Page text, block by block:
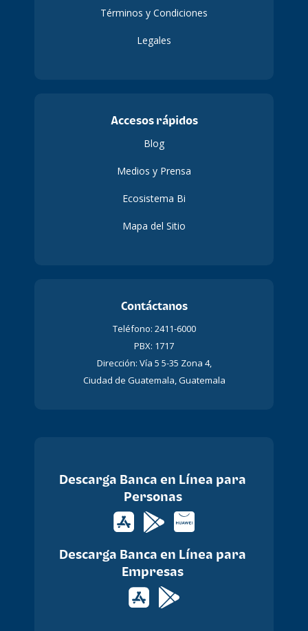
Términos y Condiciones
Legales
Accesos rápidos
Blog
Medios y Prensa
Ecosistema Bi
Mapa del Sitio
Contáctanos
Teléfono: 2411-6000
PBX: 1717
Dirección: Vía 5 5-35 Zona 4,
Ciudad de Guatemala, Guatemala
Descarga Banca en Línea para
Personas
Descarga Banca en Línea para
Empresas